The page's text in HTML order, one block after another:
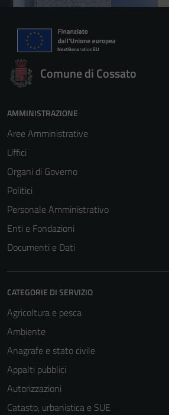
Comune di Cossato
AMMINISTRAZIONE
Aree Amministrative
Uffici
Organi di Governo
Politici
Personale Amministrativo
Enti e Fondazioni
Documenti e Dati
CATEGORIE DI SERVIZIO
Agricoltura e pesca
Ambiente
Anagrafe e stato civile
Appalti pubblici
Autorizzazioni
Catasto, urbanistica e SUE